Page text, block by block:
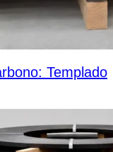
Templado